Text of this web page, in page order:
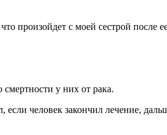
произойдет с моей сестрой после
у них от рака.
человек закончил лечение,